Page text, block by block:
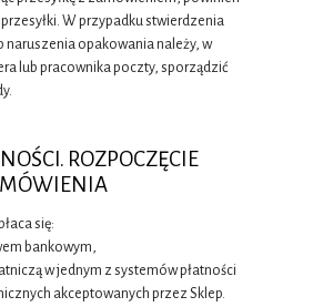
W przypadku stwierdzenia
naruszenia opakowania należy, w
lub pracownika poczty, sporządzić
ROZPOCZĘCIE
się:
bankowym,
w jednym z systemów płatności
akceptowanych przez Sklep.